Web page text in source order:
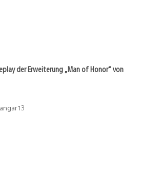
der Erweiterung „Man of Honor“ von
13